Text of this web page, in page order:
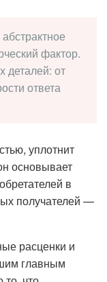
фактор.
деталей: от
ответа
уплотнит
основывает
в
получателей —
расценки и
главным